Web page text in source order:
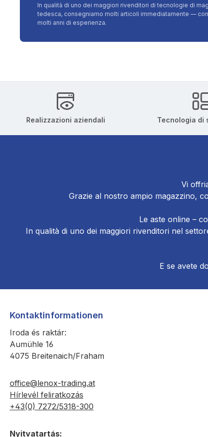
In qualità di uno dei maggiori rivenditori di tecnologie di
tedesca, consegniamo molti articoli immediatamente —
molti anni di esperienza.
Realizzazioni aziendali Tecnologia di
Vi
Grazie al nostro ampio magazzino,
Le aste online –
In qualità di uno dei maggiori rivenditori nel
E se avete
Kontaktinformationen
Iroda és raktár:
Aumühle 16
4075 Breitenaich/Fraham
office@lenox-trading.at
Hírlevél feliratkozás
+43(0) 7272/5318-300
Nyitvatartás: